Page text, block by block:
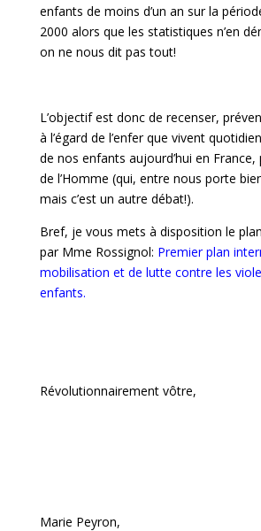
enfants de moins d’un an sur la
2000 alors que les statistiques n’en
on ne nous dit pas tout!
L’objectif est donc de recenser,
à l’égard de l’enfer que vivent
de nos enfants aujourd’hui en
de l’Homme (qui, entre nous porte
mais c’est un autre débat!).
Bref, je vous mets à disposition le
par Mme Rossignol: Premier plan
mobilisation et de lutte contre les
enfants.
Révolutionnairement vôtre,
Marie Peyron,